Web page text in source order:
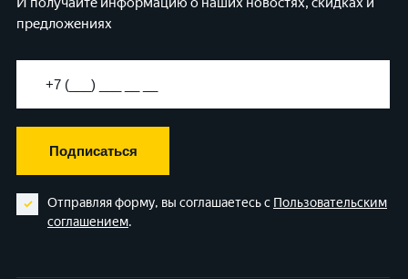
предложениях
Подписаться
Отправляя форму, вы соглашаетесь с Пользовательским
соглашением.